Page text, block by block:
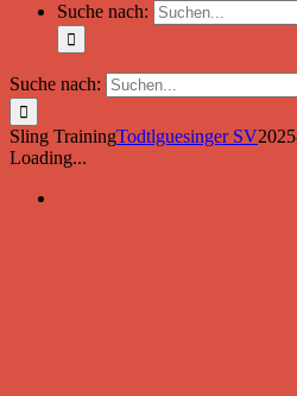
Suche nach:
Suche nach:
Sling TrainingTodtlguesinger SV
Loading...